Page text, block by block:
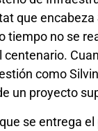
que encabeza
tiempo no se
centenario.
como
un proyecto
se entrega